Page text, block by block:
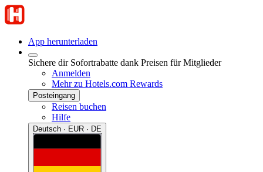
App herunterladen
Sichere dir Sofortrabatte dank Preisen für Mitglieder
Anmelden
Mehr zu Hotels.com Rewards
Posteingang
Reisen buchen
Hilfe
Deutsch · EUR · DE